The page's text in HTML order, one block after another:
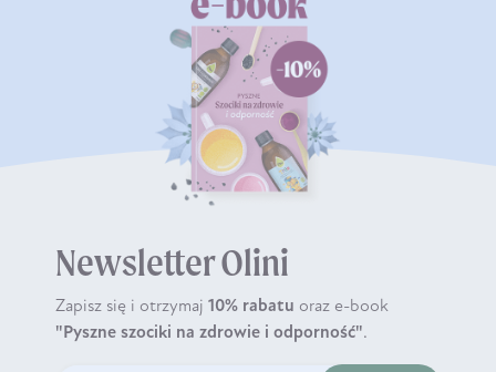
Newsletter Olini
Zapisz się i otrzymaj 10% rabatu oraz e-book
"Pyszne szociki na zdrowie i odporność".